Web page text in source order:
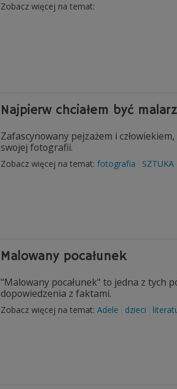
Zobacz więcej na temat:
Najpierw chciałem być
Zafascynowany pejzażem i
swojej fotografii.
Zobacz więcej na temat: fotografia SZTUKA
Malowany pocałunek
"Malowany pocałunek" to jedna z tych
dopowiedzenia z faktami.
Zobacz więcej na temat: Adele dzieci